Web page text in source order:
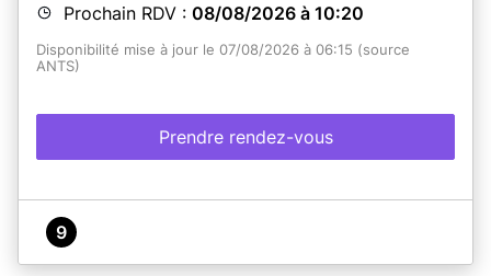
Prochain RDV : 08/08/2026 à 10:20
Disponibilité mise à jour le 07/08/2026 à 06:15 (source
ANTS)
Prendre rendez-vous
9